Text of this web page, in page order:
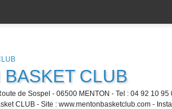
BASKET CLUB
de Sospel - 06500 MENTON - Tel : 04 92 10
CLUB - Site : www.mentonbasketclub.com -